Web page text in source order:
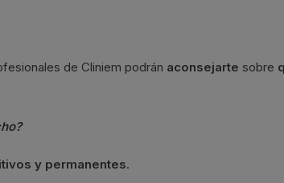
de Cliniem podrán aconsejarte sobre
y permanentes.